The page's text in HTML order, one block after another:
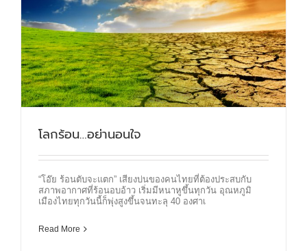
โลกร้อน…อย่านอนใจ
“โอ๊ย ร้อนตับจะแตก” เสียงบ่นของคนไทยที่ต้องประสบกับ
สภาพอากาศที่ร้อนอบอ้าว เริ่มมีหนาหูขึ้นทุกวัน อุณหภูมิ
เมืองไทยทุกวันนี้ก็พุ่งสูงขึ้นจนทะลุ 40 องศาเ
Read More